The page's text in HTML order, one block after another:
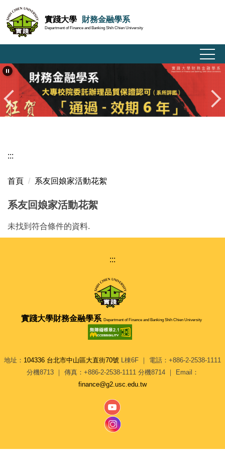
到
主
要
容
區
實踐大學 財務金融學系
Department of Finance and Banking Shih Chien University
:::
首頁 系友回娘家活動花絮
系友回娘家活動花絮
未找到符合條件的資料.
:::
實踐大學財務金融學系 Department of Finance and Banking Shih Chien University
地址： 104336 台北市中山區大直街70號 L棟6F ｜ 電話：+886-2-2538-1111
分機8713 ｜ 傳真：+886-2-2538-1111 分機8714 ｜ Email：
finance@g2.usc.edu.tw